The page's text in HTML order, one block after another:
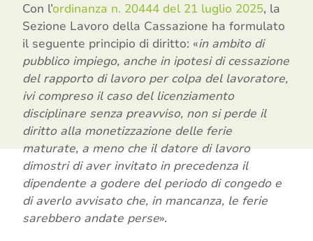
Con l’ordinanza n. 20444 del 21 luglio 2025, la
Sezione Lavoro della Cassazione ha formulato
il seguente principio di diritto: «in ambito di
pubblico impiego, anche in ipotesi di cessazione
del rapporto di lavoro per colpa del lavoratore,
ivi compreso il caso del licenziamento
disciplinare senza preavviso, non si perde il
diritto alla monetizzazione delle ferie
maturate, a meno che il datore di lavoro
dimostri di aver invitato in precedenza il
dipendente a godere del periodo di congedo e
di averlo avvisato che, in mancanza, le ferie
sarebbero andate perse».